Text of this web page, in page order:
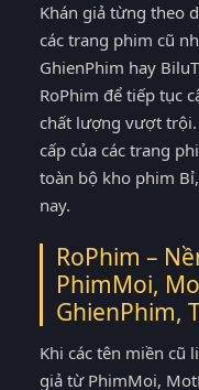
Khán giả từng theo
các trang phim cũ
GhienPhim hay
RoPhim để tiếp tục
chất lượng vượt trội.
cấp của các trang
toàn bộ kho phim
nay.
RoPhim –
PhimMoi,
GhienPhim,
Khi các tên miền cũ
giả từ PhimMoi,